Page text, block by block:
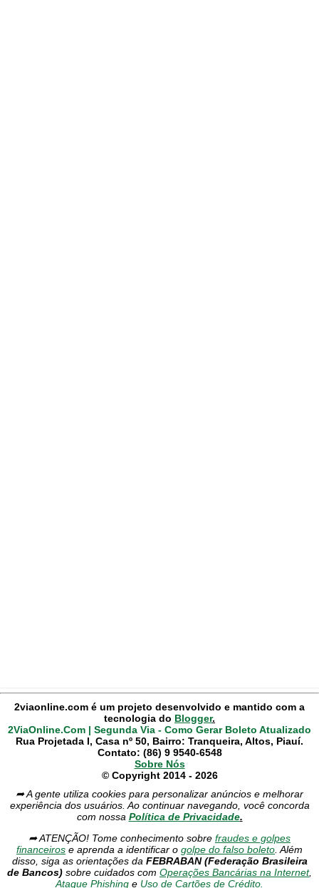
2viaonline.com é um projeto desenvolvido e mantido com a
tecnologia do Blogger.
2ViaOnline.Com | Segunda Via - Como Gerar Boleto Atualizado
Rua Projetada I, Casa nº 50, Bairro: Tranqueira, Altos, Piauí.
Contato: (86) 9 9540-6548
Sobre Nós
© Copyright 2014 - 2026
➦ A gente utiliza cookies para personalizar anúncios e melhorar
experiência dos usuários. Ao continuar navegando, você concorda
com nossa Política de Privacidade.
➦ ATENÇÃO! Tome conhecimento sobre fraudes e golpes
financeiros e aprenda a identificar o golpe do falso boleto. Além
disso, siga as orientações da FEBRABAN (Federação Brasileira
de Bancos) sobre cuidados com Operações Bancárias na Internet,
Ataque Phishing e Uso de Cartões de Crédito.